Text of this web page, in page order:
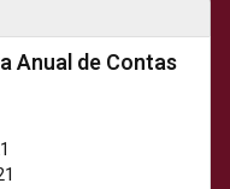
Anual de Contas